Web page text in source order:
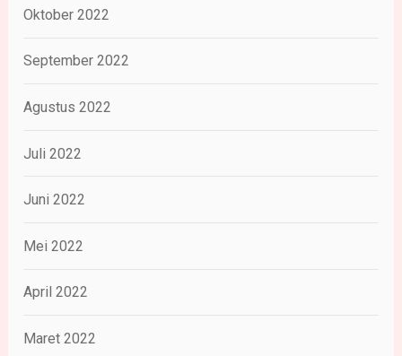
Oktober 2022
September 2022
Agustus 2022
Juli 2022
Juni 2022
Mei 2022
April 2022
Maret 2022